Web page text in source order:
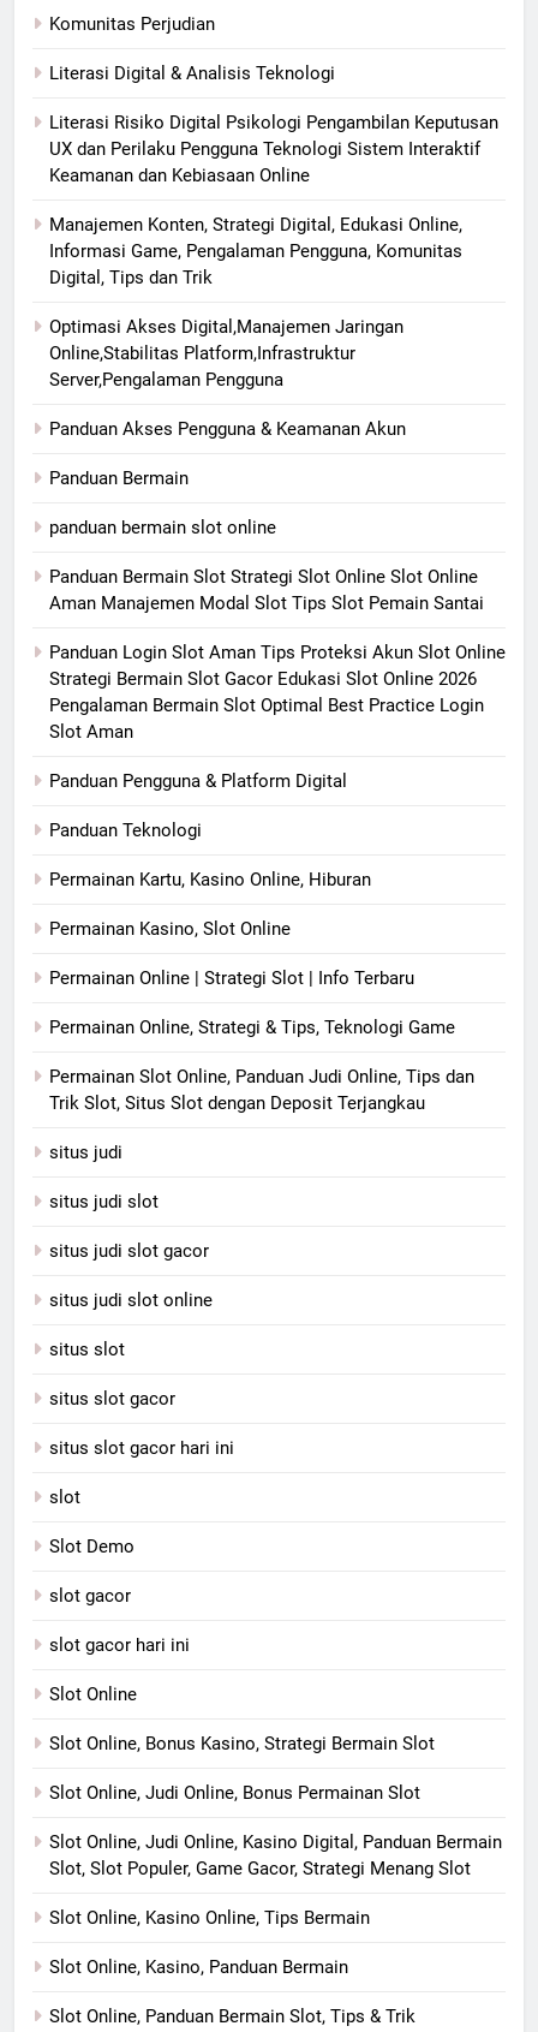
Komunitas Perjudian
Literasi Digital & Analisis Teknologi
Literasi Risiko Digital Psikologi Pengambilan Keputusan
UX dan Perilaku Pengguna Teknologi Sistem Interaktif
Keamanan dan Kebiasaan Online
Manajemen Konten, Strategi Digital, Edukasi Online,
Informasi Game, Pengalaman Pengguna, Komunitas
Digital, Tips dan Trik
Optimasi Akses Digital,Manajemen Jaringan
Online,Stabilitas Platform,Infrastruktur
Server,Pengalaman Pengguna
Panduan Akses Pengguna & Keamanan Akun
Panduan Bermain
panduan bermain slot online
Panduan Bermain Slot Strategi Slot Online Slot Online
Aman Manajemen Modal Slot Tips Slot Pemain Santai
Panduan Login Slot Aman Tips Proteksi Akun Slot Online
Strategi Bermain Slot Gacor Edukasi Slot Online 2026
Pengalaman Bermain Slot Optimal Best Practice Login
Slot Aman
Panduan Pengguna & Platform Digital
Panduan Teknologi
Permainan Kartu, Kasino Online, Hiburan
Permainan Kasino, Slot Online
Permainan Online | Strategi Slot | Info Terbaru
Permainan Online, Strategi & Tips, Teknologi Game
Permainan Slot Online, Panduan Judi Online, Tips dan
Trik Slot, Situs Slot dengan Deposit Terjangkau
situs judi
situs judi slot
situs judi slot gacor
situs judi slot online
situs slot
situs slot gacor
situs slot gacor hari ini
slot
Slot Demo
slot gacor
slot gacor hari ini
Slot Online
Slot Online, Bonus Kasino, Strategi Bermain Slot
Slot Online, Judi Online, Bonus Permainan Slot
Slot Online, Judi Online, Kasino Digital, Panduan Bermain
Slot, Slot Populer, Game Gacor, Strategi Menang Slot
Slot Online, Kasino Online, Tips Bermain
Slot Online, Kasino, Panduan Bermain
Slot Online, Panduan Bermain Slot, Tips & Trik